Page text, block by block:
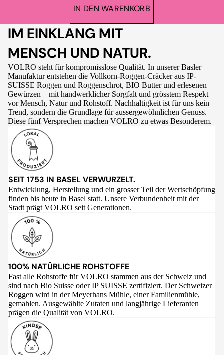
IN DEN WARENKORB
IM EINKLANG MIT
MENSCH UND NATUR.
VOLRO steht für kompromisslose Qualität. In unserer Basler
Manufaktur entstehen die Vollkorn-Roggen-Cräcker aus IP-
SUISSE Roggen und Roggenschrot, BIO Butter und erlesenen
Gewürzen – mit handwerklicher Sorgfalt und grösstem Respekt
vor Mensch, Natur und Rohstoff. Nachhaltigkeit ist für uns kein
Trend, sondern die Grundlage für aussergewöhnlichen Genuss.
Diese fünf Versprechen machen VOLRO zu etwas Besonderem.
SEIT 1753 IN BASEL VERWURZELT.
Entwicklung, Herstellung und ein grosser Teil der Wertschöpfung
finden bis heute in Basel statt. Unsere Verbundenheit mit der
Stadt prägt VOLRO seit Generationen.
100% NATÜRLICHE ROHSTOFFE
Fast alle Rohstoffe für VOLRO stammen aus der Schweiz und
sind nach Bio Suisse oder IP SUISSE zertifiziert. Der Schweizer
Roggen wird in der Meyerhans Mühle, einer Familienmühle,
gemahlen. Ausgewählte Zutaten und langjährige Lieferanten
prägen die Qualität von VOLRO.